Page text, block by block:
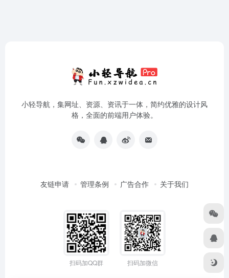
小轻导航，集网址、资源、资讯于一体，简约优雅的设计风
格，全面的前端用户体验。
友链申请 管理条例 广告合作 关于我们
扫码加QQ群 扫码加微信